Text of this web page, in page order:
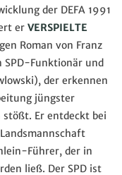
der DEFA 1991
er VERSPIELTE
Roman von Franz
SPD-Funktionär und
der erkennen
jüngster
stößt. Er entdeckt bei
Führer, der in
ließ. Der SPD ist